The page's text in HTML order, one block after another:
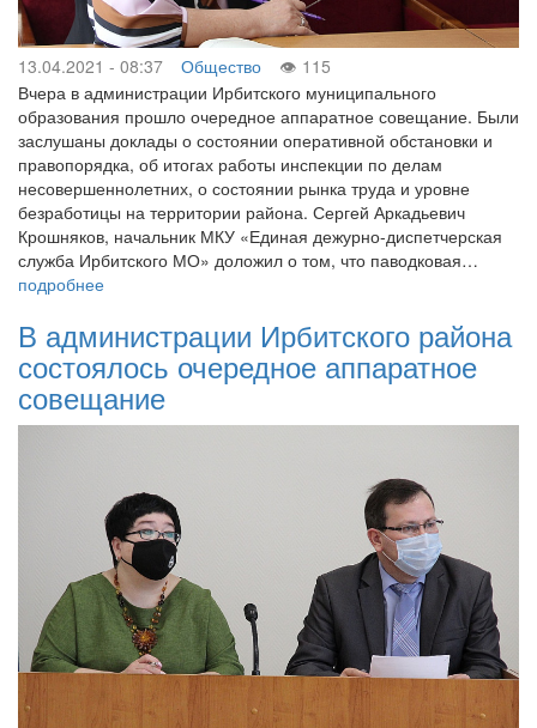
13.04.2021 - 08:37 Общество
115
Вчера в администрации Ирбитского муниципального
образования прошло очередное аппаратное совещание. Были
заслушаны доклады о состоянии оперативной обстановки и
правопорядка, об итогах работы инспекции по делам
несовершеннолетних, о состоянии рынка труда и уровне
безработицы на территории района. Сергей Аркадьевич
Крошняков, начальник МКУ «Единая дежурно-диспетчерская
служба Ирбитского МО» доложил о том, что паводковая…
подробнее
В администрации Ирбитского района
состоялось очередное аппаратное
совещание